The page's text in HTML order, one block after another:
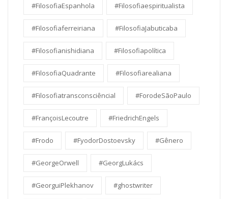
#FilosofiaEspanhola #Filosofiaespiritualista
#Filosofiaferreiriana #FilosofiaJabuticaba
#Filosofianishidiana #Filosofiapolítica
#FilosofiaQuadrante #Filosofiarealiana
#Filosofiatransconsciêncial #ForodeSãoPaulo
#FrançoisLecoutre #FriedrichEngels
#Frodo #FyodorDostoevsky #Gênero
#GeorgeOrwell #GeorgLukács
#GeorguiPlekhanov #ghostwriter